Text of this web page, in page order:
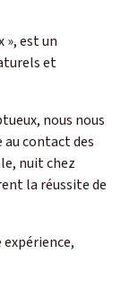
du vivant
», est un
et
nous nous
contact des
nuit chez
la réussite de
expérience,